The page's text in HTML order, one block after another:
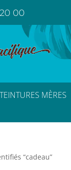
00
TEINTURES MÈRES
“cadeau”